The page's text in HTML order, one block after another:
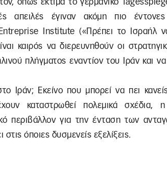
όπως εκτιμά το γερμανικό
απειλές έγιναν ακόμη πιο
Institute («Πρέπει το Ισραήλ
καιρός να διερευνηθούν οι
πλήγματος εναντίον του Ιράν και
Ιράν; Εκείνο που μπορεί να πει
καταστρωθεί πολεμικά σχέδια, η
περιβάλλον για την ένταση των
όποιες δυσμενείς εξελίξεις.